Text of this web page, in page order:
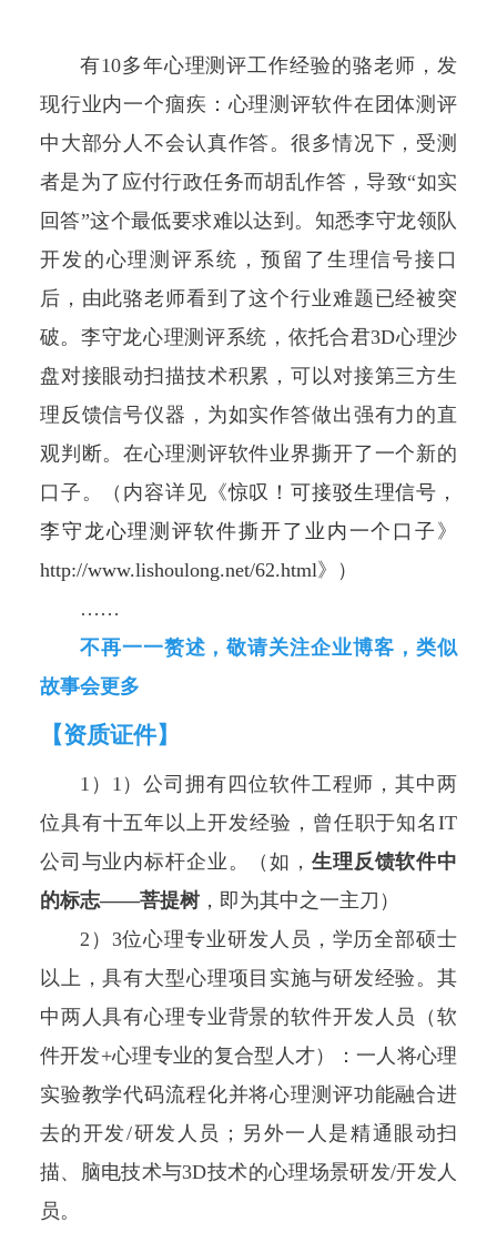
有10多年心理测评工作经验的骆老师，发
现行业内一个痼疾：心理测评软件在团体测评
中大部分人不会认真作答。很多情况下，受测
者是为了应付行政任务而胡乱作答，导致“如实
回答”这个最低要求难以达到。知悉李守龙领队
开发的心理测评系统，预留了生理信号接口
后，由此骆老师看到了这个行业难题已经被突
破。李守龙心理测评系统，依托合君3D心理沙
盘对接眼动扫描技术积累，可以对接第三方生
理反馈信号仪器，为如实作答做出强有力的直
观判断。在心理测评软件业界撕开了一个新的
口子。（内容详见《惊叹！可接驳生理信号，
李守龙心理测评软件撕开了业内一个口子 》
http://www.lishoulong.net/62.html》）
……
不再一一赘述，敬请关注企业博客，类似
故事会更多
【资质证件】
1）1）公司拥有四位软件工程师，其中两
位具有十五年以上开发经验，曾任职于知名IT
公司与业内标杆企业。（如，生理反馈软件中
的标志——菩提树，即为其中之一主刀）
2）3位心理专业研发人员，学历全部硕士
以上，具有大型心理项目实施与研发经验。其
中两人具有心理专业背景的软件开发人员（软
件开发+心理专业的复合型人才）：一人将心理
实验教学代码流程化并将心理测评功能融合进
去的开发/研发人员；另外一人是精通眼动扫
描、脑电技术与3D技术的心理场景研发/开发人
员。